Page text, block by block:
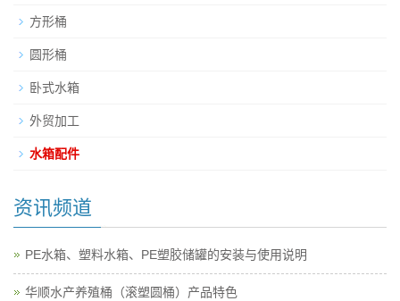
方形桶
圆形桶
卧式水箱
外贸加工
水箱配件
资讯频道
PE水箱、塑料水箱、PE塑胶储罐的安装与使用说明
华顺水产养殖桶（滚塑圆桶）产品特色